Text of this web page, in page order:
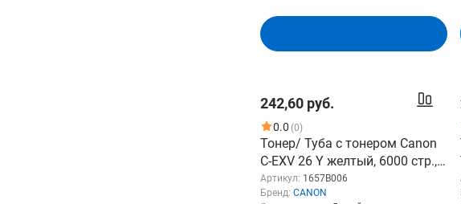
242,60 руб.
0.0 (0)
Тонер/ Туба с тонером Canon
C-EXV 26 Y желтый, 6000 стр.,
для Canon imageRUNNER
C1021i/C1021/C1028i
Артикул: 1657B006
Бренд: CANON